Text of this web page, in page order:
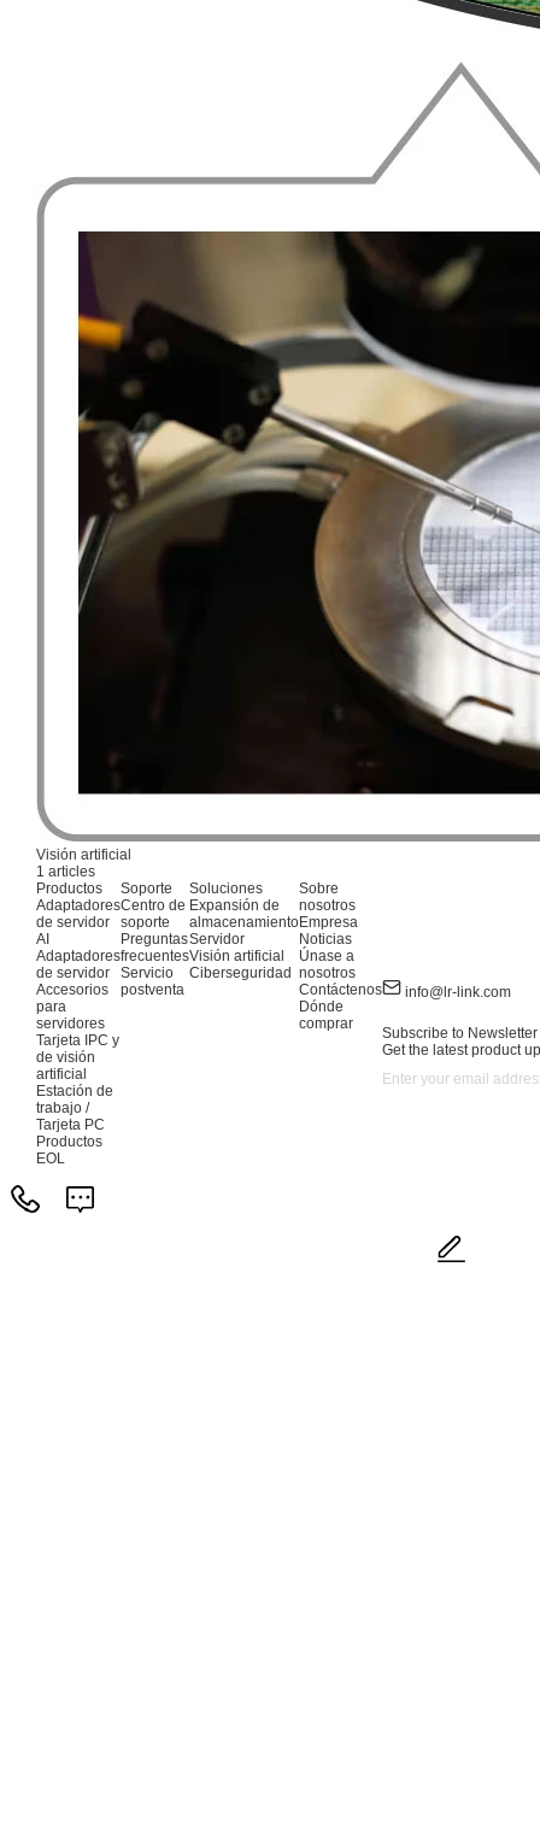
Visión artificial
1 articles
Productos
Adaptadores
de servidor
AI
Adaptadores
de servidor
Accesorios
para
servidores
Tarjeta IPC y
de visión
artificial
Estación de
trabajo /
Tarjeta PC
Productos
EOL
Soporte
Centro de
soporte
Preguntas
frecuentes
Servicio
postventa
Soluciones
Expansión de
almacenamiento
Servidor
Visión artificial
Ciberseguridad
Sobre
nosotros
Empresa
Noticias
Únase a
nosotros
Contáctenos
Dónde
comprar
info@lr-link.com
Subscribe to Newsletter
Get the latest product